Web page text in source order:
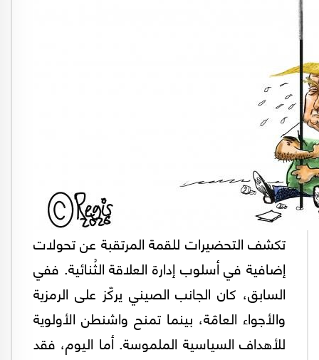
تكشف التحضيرات للقمة المرتقبة عن تحولات
إضافية في أسلوب إدارة العلاقة الثُنائية. ففي
السابق، كان الجانب الصيني يركّز على الرمزية
والأجواء العامّة، بينما تمنح واشنطن الأولوية
للأهداف السياسية الملموسة. أما اليوم، فقد